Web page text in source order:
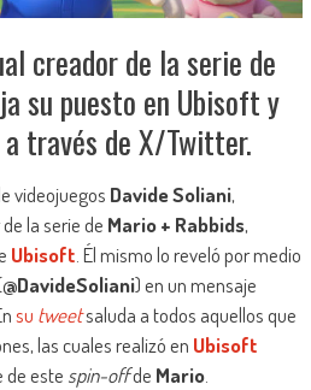
creador de la serie de
su puesto en Ubisoft y
través de X/Twitter.
videojuegos Davide Soliani,
la serie de Mario + Rabbids,
Ubisoft . Él mismo lo reveló por medio
@DavideSoliani) en un mensaje
su tweetsaluda a todos aquellos que
las cuales realizó en Ubisoft
de este spin-offde Mario.